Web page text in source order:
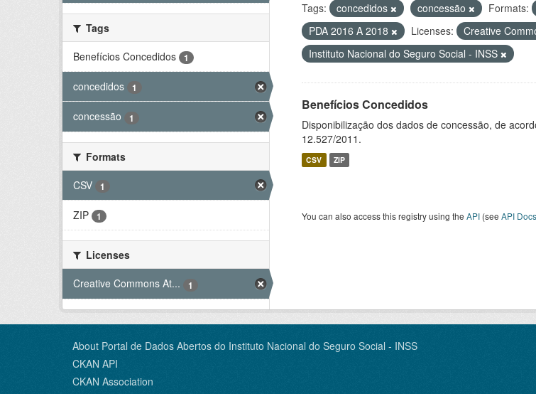
Tags
Benefícios Concedidos
1
concedidos 1
concessão 1
Formats
CSV
1
ZIP 1
Licenses
Creative Commons At...
1
Tags: concedidos concessão Formats:
PDA 2016 A 2018
Licenses: Creative
Instituto Nacional do Seguro Social - INSS
Benefícios Concedidos
Disponibilização dos dados de concessão, de
12.527/2011.
CSV ZIP
You can also access this registry using the API (see API Docs
About Portal de Dados Abertos do Instituto Nacional do Seguro Social - INSS
CKAN API
CKAN Association